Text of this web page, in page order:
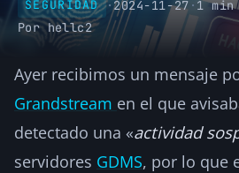
SEGURIDAD ·2024-11-27 · 1
Porhellc2
Ayer recibimos un mensaje
Grandstream en el que
detectado una «actividad
servidores GDMS, por lo que